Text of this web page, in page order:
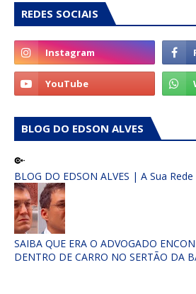
REDES SOCIAIS
BLOG DO EDSON ALVES
BLOG DO EDSON ALVES | A Sua
SAIBA QUE ERA O ADVOGADO
DENTRO DE CARRO NO SERTÃO DA